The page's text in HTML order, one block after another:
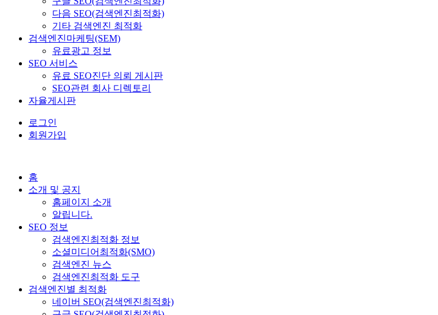
다음 SEO(검색엔진최적화)
기타 검색엔진 최적화
검색엔진마케팅(SEM)
유료광고 정보
SEO 서비스
유료 SEO진단 의뢰 게시판
SEO관련 회사 디렉토리
자율게시판
로그인
회원가입
홈
소개 및 공지
홈페이지 소개
알립니다.
SEO 정보
검색엔진최적화 정보
소셜미디어최적화(SMO)
검색엔진 뉴스
검색엔진최적화 도구
검색엔진별 최적화
네이버 SEO(검색엔진최적화)